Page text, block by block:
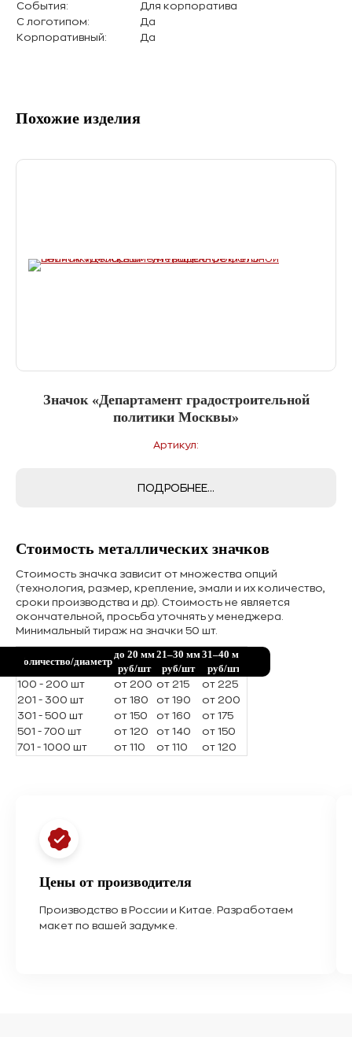
События:
Для корпоратива
С логотипом:
Да
Корпоративный:
Да
Похожие изделия
Значок «Департамент градостроительной
политики Москвы»
Артикул:
ПОДРОБНЕЕ...
Стоимость металлических значков
Стоимость значка зависит от множества опций
(технология, размер, крепление, эмали и их количество,
сроки производства и др). Стоимость не является
окончательной, просьба уточнять у менеджера.
Минимальный тираж на значки 50 шт.
Количество/диаметр
до 20 мм
руб/шт
21–30 мм
руб/шт
31–40 мм
руб/шт
100 - 200 шт от 200 от 215
от 225
201 - 300 шт
от 180 от 190
от 200
301 - 500 шт
от 150 от 160
от 175
501 - 700 шт
от 120 от 140
от 150
701 - 1000 шт
от 110 от 110 от 120
Цены от производителя
Производство в России и Китае. Разработаем
макет по вашей задумке.